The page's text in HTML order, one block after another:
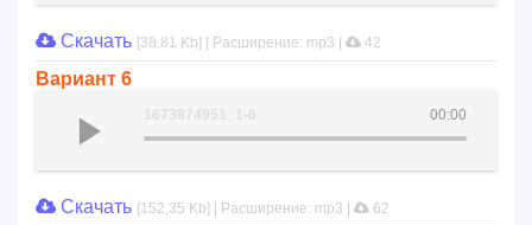
Скачать [38,81 Kb] | Расширение: mp3 | 42
Вариант 6
00:00
1673874951_1-6
Скачать [152,35 Kb] | Расширение: mp3 | 62